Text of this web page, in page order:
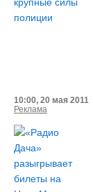
10:00, 20 мая 2011
Реклама